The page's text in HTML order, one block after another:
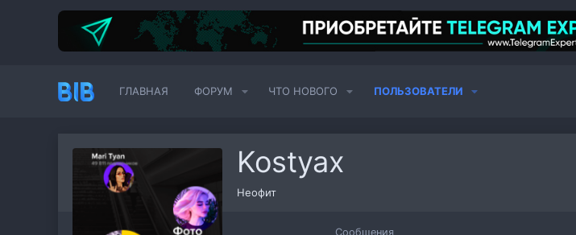
ГЛАВНАЯ ФОРУМ ЧТО НОВОГО ПОЛЬЗОВАТЕЛИ
Kostyax
Неофит
Сообщения